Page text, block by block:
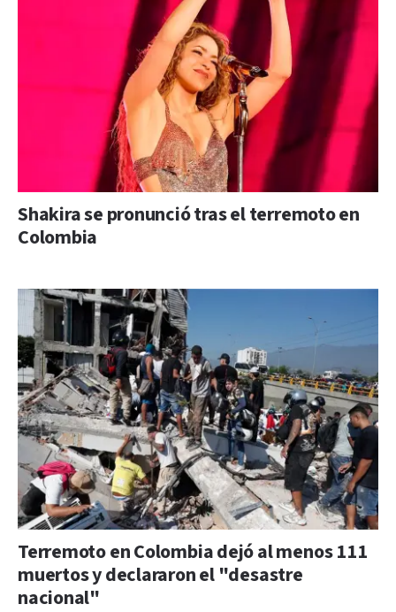
Shakira se pronunció tras el terremoto en
Colombia
Terremoto en Colombia dejó al menos 111
muertos y declararon el "desastre
nacional"